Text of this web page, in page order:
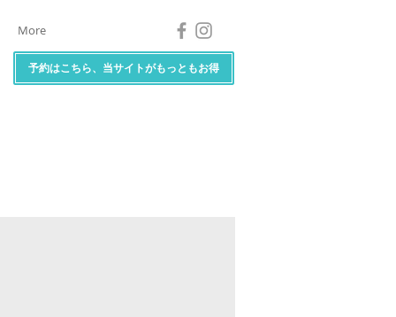
More
予約はこちら、当サイトがもっともお得